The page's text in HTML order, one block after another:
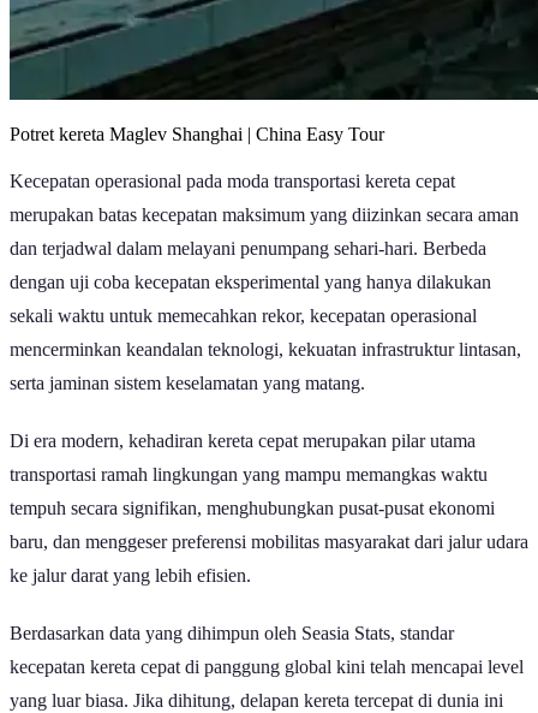
Potret kereta Maglev Shanghai | China Easy Tour
Kecepatan operasional pada moda transportasi kereta cepat
merupakan batas kecepatan maksimum yang diizinkan secara aman
dan terjadwal dalam melayani penumpang sehari-hari. Berbeda
dengan uji coba kecepatan eksperimental yang hanya dilakukan
sekali waktu untuk memecahkan rekor, kecepatan operasional
mencerminkan keandalan teknologi, kekuatan infrastruktur lintasan,
serta jaminan sistem keselamatan yang matang.
Di era modern, kehadiran kereta cepat merupakan pilar utama
transportasi ramah lingkungan yang mampu memangkas waktu
tempuh secara signifikan, menghubungkan pusat-pusat ekonomi
baru, dan menggeser preferensi mobilitas masyarakat dari jalur udara
ke jalur darat yang lebih efisien.
Berdasarkan data yang dihimpun oleh Seasia Stats, standar
kecepatan kereta cepat di panggung global kini telah mencapai level
yang luar biasa. Jika dihitung, delapan kereta tercepat di dunia ini